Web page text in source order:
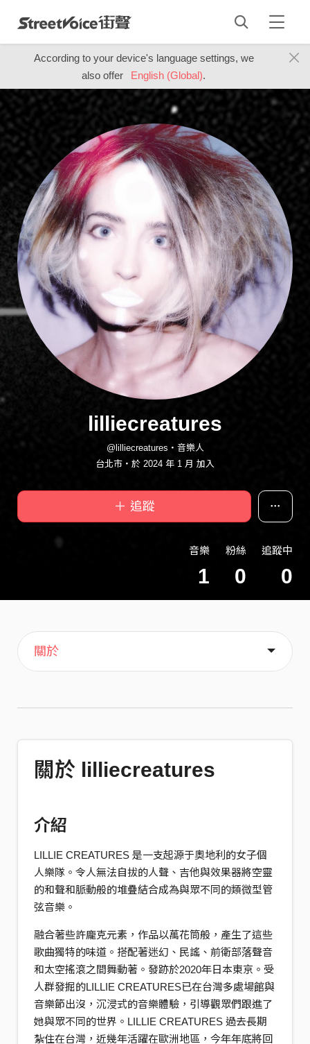
According to your device's language settings, we
also offer
English (Global).
lilliecreatures
@lilliecreatures・音樂人
台北市・於 2024 年 1 月 加入
＋ 追蹤
音樂
1
粉絲
0
追蹤中
0
主頁
音樂
關於
關於 lilliecreatures
介紹
LILLIE CREATURES 是一支起源于奧地利的女子個
人樂隊。令人無法自拔的人聲、吉他與效果器將空靈
的和聲和脈動般的堆疊結合成為與眾不同的類微型管
弦音樂。
融合著些許龐克元素，作品以萬花筒般，產生了這些
歌曲獨特的味道。搭配著迷幻、民謠、前衛部落聲音
和太空搖滾之間舞動著。發跡於2020年日本東京。受
人群發掘的LILLIE CREATURES已在台灣多處場館與
音樂節出沒，沉浸式的音樂體驗，引導觀眾們跟進了
她與眾不同的世界。LILLIE CREATURES 過去長期
紮住在台灣，近幾年活躍在歐洲地區，今年年底將回